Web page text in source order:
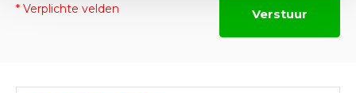
* Verplichte velden Verstuur